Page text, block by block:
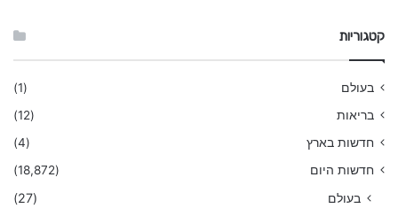
קטגוריות
בעולם
(1)
בריאות
(12)
חדשות בארץ
(4)
חדשות היום
(18,872)
בעולם (27)